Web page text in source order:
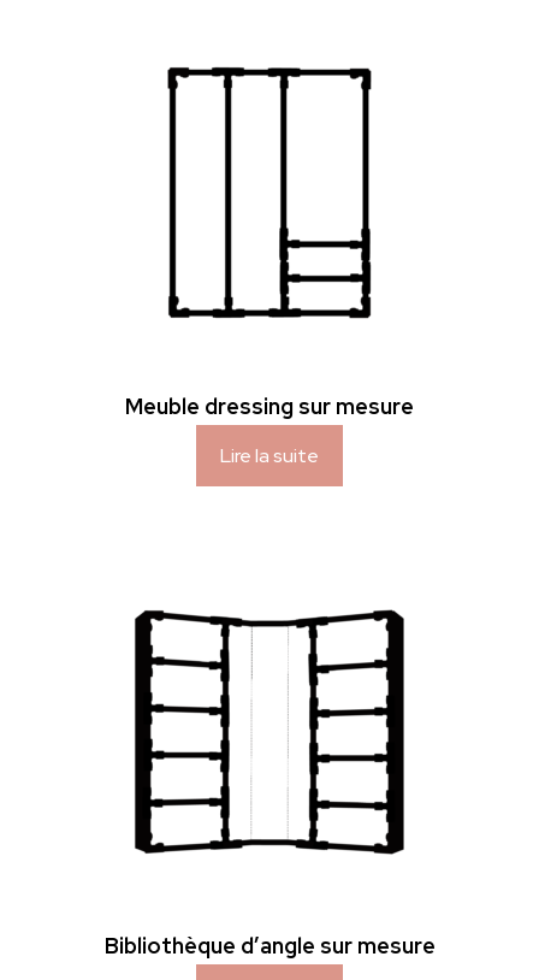
Meuble dressing sur mesure
Lire la suite
Bibliothèque d’angle sur mesure